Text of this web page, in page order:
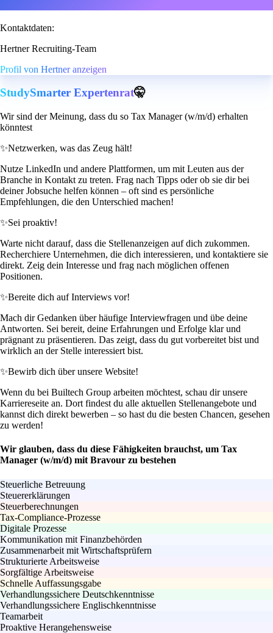
Kontaktdaten:
Hertner Recruiting-Team
Profil von Hertner anzeigen
StudySmarter Expertenrat🤫
Wir sind der Meinung, dass du so Tax Manager (w/m/d) erhalten
könntest
✨Netzwerken, was das Zeug hält!
Nutze LinkedIn und andere Plattformen, um mit Leuten aus der
Branche in Kontakt zu treten. Frag nach Tipps oder ob sie dir bei
deiner Jobsuche helfen können – oft sind es persönliche
Empfehlungen, die den Unterschied machen!
✨Sei proaktiv!
Warte nicht darauf, dass die Stellenanzeigen auf dich zukommen.
Recherchiere Unternehmen, die dich interessieren, und kontaktiere sie
direkt. Zeig dein Interesse und frag nach möglichen offenen
Positionen.
✨Bereite dich auf Interviews vor!
Mach dir Gedanken über häufige Interviewfragen und übe deine
Antworten. Sei bereit, deine Erfahrungen und Erfolge klar und
prägnant zu präsentieren. Das zeigt, dass du gut vorbereitet bist und
wirklich an der Stelle interessiert bist.
✨Bewirb dich über unsere Website!
Wenn du bei Builtech Group arbeiten möchtest, schau dir unsere
Karriereseite an. Dort findest du alle aktuellen Stellenangebote und
kannst dich direkt bewerben – so hast du die besten Chancen, gesehen
zu werden!
Wir glauben, dass du diese Fähigkeiten brauchst, um Tax
Manager (w/m/d) mit Bravour zu bestehen
Steuerliche Betreuung
Steuererklärungen
Steuerberechnungen
Tax-Compliance-Prozesse
Digitale Prozesse
Kommunikation mit Finanzbehörden
Zusammenarbeit mit Wirtschaftsprüfern
Strukturierte Arbeitsweise
Sorgfältige Arbeitsweise
Schnelle Auffassungsgabe
Verhandlungssichere Deutschkenntnisse
Verhandlungssichere Englischkenntnisse
Teamarbeit
Proaktive Herangehensweise